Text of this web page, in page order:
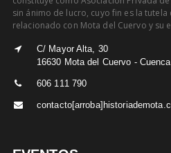
sin ánimo de lucro, cuyo fin es la
relacionado con Mota del Cuervo y su
C/ Mayor Alta, 30
16630 Mota del Cuervo - Cuenca
606 111 790